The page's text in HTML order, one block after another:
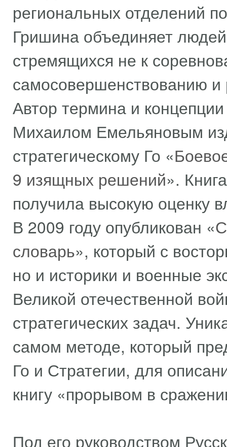
региональных отделений
Гришина объединяет
стремящихся не к
самосовершенствованию и
Автор термина и
Михаилом Емельяновым
стратегическому Го «
9 изящных решений».
получила высокую оценку
В 2009 году опубликован «
словарь», который с
но и историки и военные
Великой отечественной
стратегических задач.
самом методе, который
Го и Стратегии, для
книгу «прорывом в
Под его руководством